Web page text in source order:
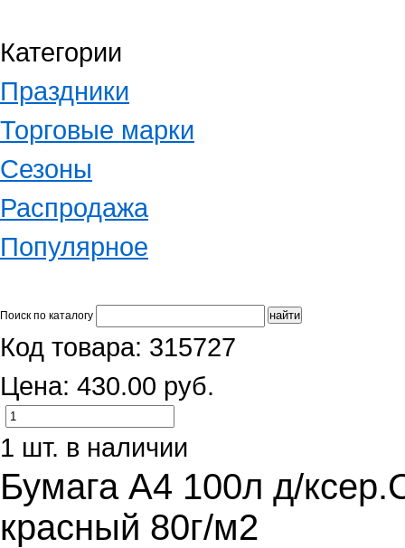
Категории
Праздники
Торговые марки
Сезоны
Распродажа
Популярное
Поиск по каталогу
Код товара: 315727
Цена: 430.00 руб.
1 шт. в наличии
Бумага А4 100л д/
красный 80г/м2